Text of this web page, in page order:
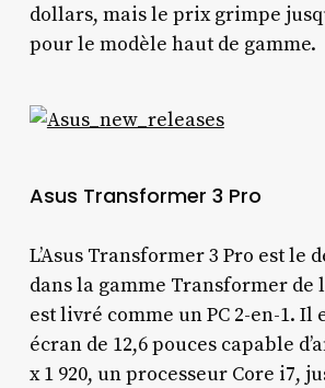
dollars, mais le prix grimpe
pour le modèle haut de gamme.
Asus Transformer 3 Pro
L’Asus Transformer 3 Pro est le
dans la gamme Transformer de
est livré comme un PC 2-en-1. Il
écran de 12,6 pouces capable
x 1 920, un processeur Core i7,